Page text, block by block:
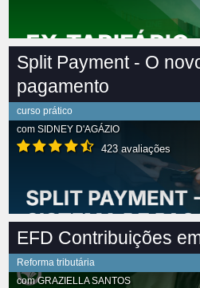
Split Payment - O
pagamento
curso prático
com SIDNEY D'AGÁZIO
423 avaliações
EFD Contribuições
Reforma tributária
comGRAZIELLA SANTOS